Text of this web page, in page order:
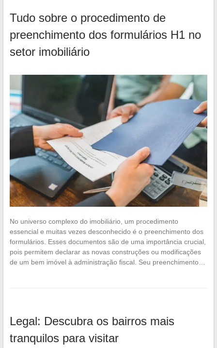
Tudo sobre o procedimento de
preenchimento dos formulários H1 no
setor imobiliário
No universo complexo do imobiliário, um procedimento
essencial e muitas vezes desconhecido é o preenchimento dos
formulários. Esses documentos são de uma importância crucial,
pois permitem declarar as novas construções ou modificações
de um bem imóvel à administração fiscal. Seu preenchimento…
Legal: Descubra os bairros mais
tranquilos para visitar